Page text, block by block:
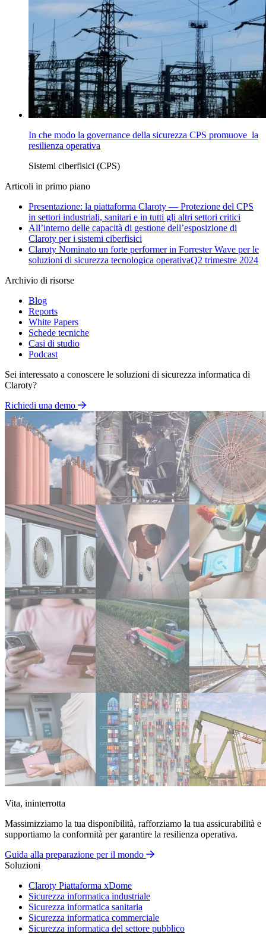
In che modo la governance della sicurezza CPS promuove la
resilienza operativa
Sistemi ciberfisici (CPS)
Articoli in primo piano
Presentazione: la piattaforma Claroty — Protezione del CPS
in settori industriali, sanitari e in tutti gli altri settori critici
All’interno delle capacità di gestione dell’esposizione di
Claroty per i sistemi ciberfisici
Claroty Nominato un forte performer in Forrester Wave per le
soluzioni di sicurezza tecnologica operativaQ2 trimestre 2024
Archivio di risorse
Blog
Reports
White Papers
Schede tecniche
Casi di studio
Podcast
Sei interessato a conoscere le soluzioni di sicurezza informatica di
Claroty?
Richiedi una demo
Vita, ininterrotta
Massimizziamo la tua disponibilità, rafforziamo la tua assicurabilità e
supportiamo la conformità per garantire la resilienza operativa.
Guida alla preparazione per il mondo
Soluzioni
Claroty Piattaforma xDome
Sicurezza informatica industriale
Sicurezza informatica sanitaria
Sicurezza informatica commerciale
Sicurezza informatica del settore pubblico